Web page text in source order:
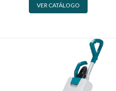
VER CATÁLOGO